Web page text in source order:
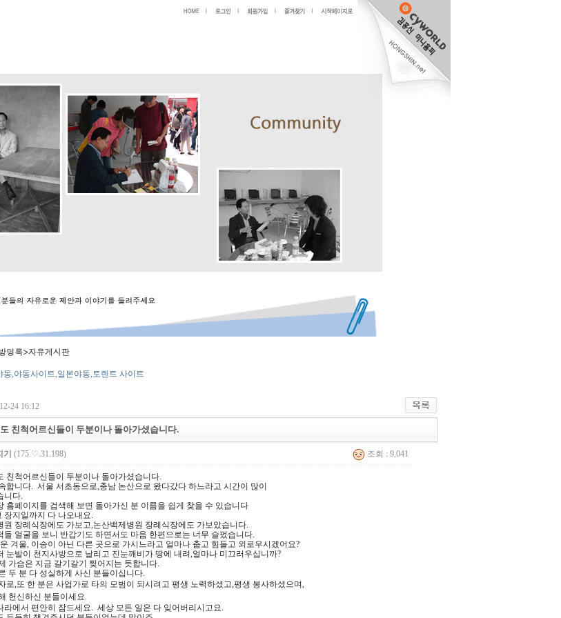
24 16:12
친척어르신들이 두분이나 돌아가셨습니다.
(175.♡.31.198) 조회 : 9,041
친척어르신들이 두분이나 돌아가셨습니다.
합니다. 서울 서초동으로,충남 논산으로 왔다갔다 하느라고 시간이 많이
니다.
홈페이지를 검색해 보면 돌아가신 분 이름을 쉽게 찾을 수 있습니다
장지일까지 다 나오내요.
원 장례식장에도 가보고,논산백제병원 장례식장에도 가보았습니다.
들 얼굴을 보니 반갑기도 하면서도 마음 한편으로는 너무 슬펐습니다.
겨울, 이승이 아닌 다른 곳으로 가시느라고 얼마나 춥고 힘들고 외로우시겠어요?
눈발이 천지사방으로 날리고 진눈깨비가 땅에 내려,얼마나 미끄러우십니까?
가슴은 지금 갈기갈기 찢어지는 듯합니다.
두 분 다 성실하게 사신 분들이십니다.
로,또 한 분은 사업가로 타의 모범이 되시려고 평생 노력하셨고,평생 봉사하셨으며,
헌신하신 분들이세요.
라에서 편안히 잠드세요. 세상 모든 일은 다 잊어버리시고요.